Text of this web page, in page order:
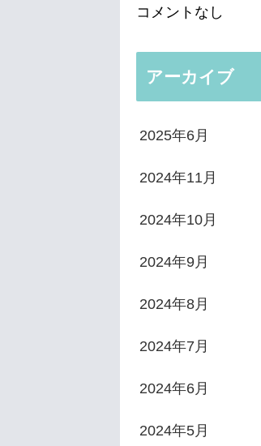
コメントなし
アーカイブ
2025年6月
2024年11月
2024年10月
2024年9月
2024年8月
2024年7月
2024年6月
2024年5月